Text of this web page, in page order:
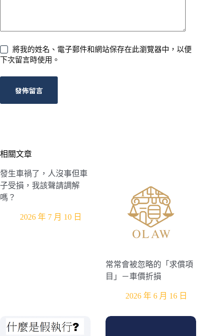
將我的姓名、電子郵件和網站保存在此瀏覽器中，以便
下次留言時使用。
發佈留言
相關文章
發生車禍了，人沒事但車
子受損，我該聲請調解
嗎？
2026 年 7 月 10 日
常常會被忽略的「求償項
目」－車價折損
2026 年 6 月 16 日